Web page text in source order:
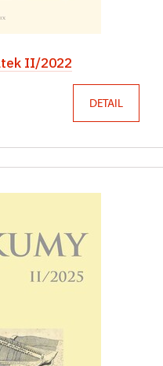
II/2022
DETAIL